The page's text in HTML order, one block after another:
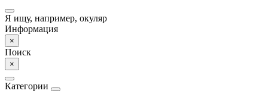
Я ищу, например, окуляр
Информация
×
Поиск
×
Категории